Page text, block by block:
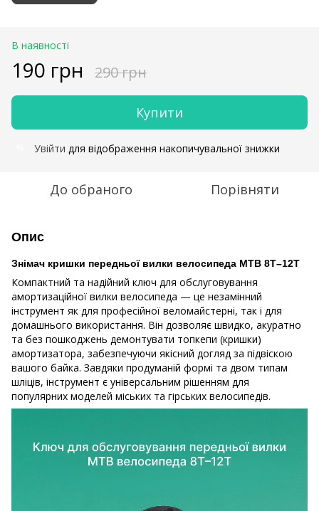
В наявності
190 грн 290 грн
Купити
Увійти для відображення накопичувальної знижки
До обраного Порівняти
Опис
Знімач кришки передньої вилки велосипеда MTB 8T–12T
Компактний та надійний ключ для обслуговування
амортизаційної вилки велосипеда — це незамінний
інструмент як для професійної веломайстерні, так і для
домашнього використання. Він дозволяє швидко, акуратно
та без пошкоджень демонтувати топкепи (кришки)
амортизатора, забезпечуючи якісний догляд за підвіскою
вашого байка. Завдяки продуманій формі та двом типам
шліців, інструмент є універсальним рішенням для
популярних моделей міських та гірських велосипедів.